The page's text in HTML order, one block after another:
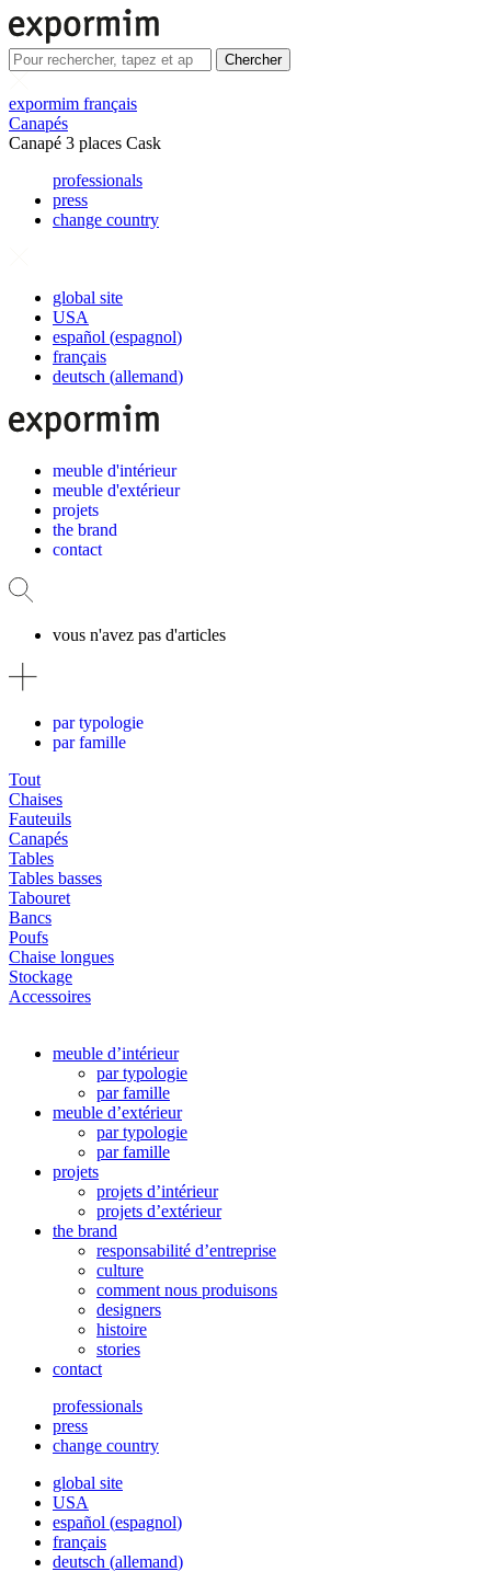
Chercher
expormim français
Canapés
Canapé 3 places Cask
professionals
press
change country
global site
USA
español (espagnol)
français
deutsch (allemand)
meuble d'intérieur
meuble d'extérieur
projets
the brand
contact
vous n'avez pas d'articles
par typologie
par famille
Tout
Chaises
Fauteuils
Canapés
Tables
Tables basses
Tabouret
Bancs
Poufs
Chaise longues
Stockage
Accessoires
meuble d’intérieur
par typologie
par famille
meuble d’extérieur
par typologie
par famille
projets
projets d’intérieur
projets d’extérieur
the brand
responsabilité d’entreprise
culture
comment nous produisons
designers
histoire
stories
contact
professionals
press
change country
global site
USA
español (espagnol)
français
deutsch (allemand)